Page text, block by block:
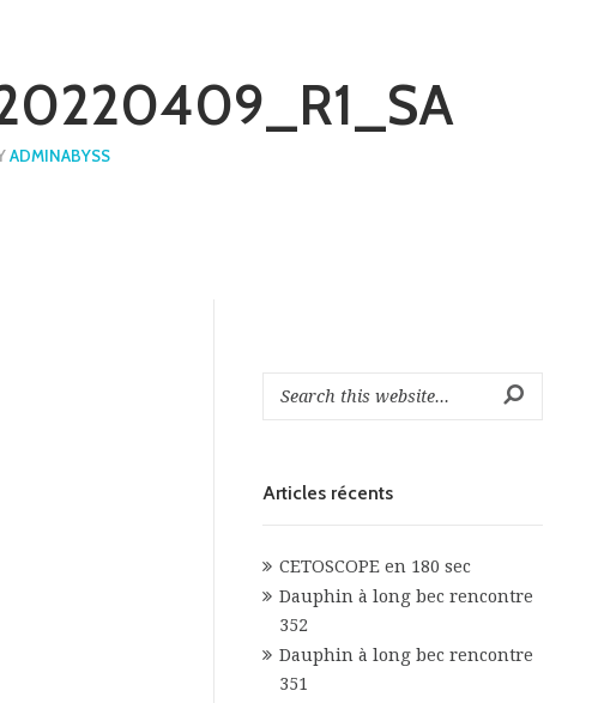
ADMINABYSS
Articles récents
CETOSCOPE en 180 sec
Dauphin à long bec rencontre
352
Dauphin à long bec rencontre
351